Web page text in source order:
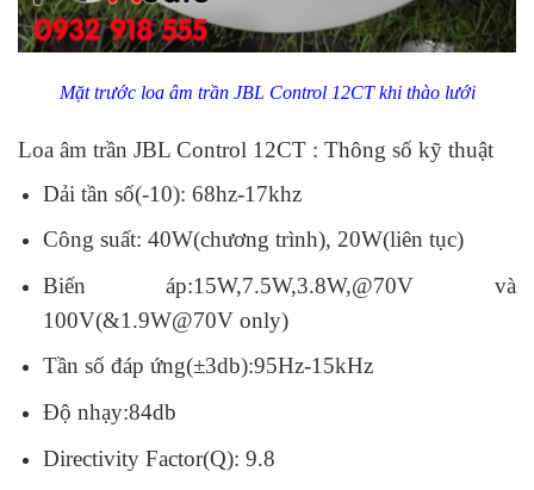
Mặt trước loa âm trần JBL Control 12CT khi thào lưới
Loa âm trần JBL Control 12CT : Thông số kỹ thuật
Dải tần số(-10): 68hz-17khz
Công suất: 40W(chương trình), 20W(liên tục)
Biến áp:15W,7.5W,3.8W,@70V và
100V(&1.9W@70V only)
Tần số đáp ứng(±3db):95Hz-15kHz
Độ nhạy:84db
Directivity Factor(Q): 9.8